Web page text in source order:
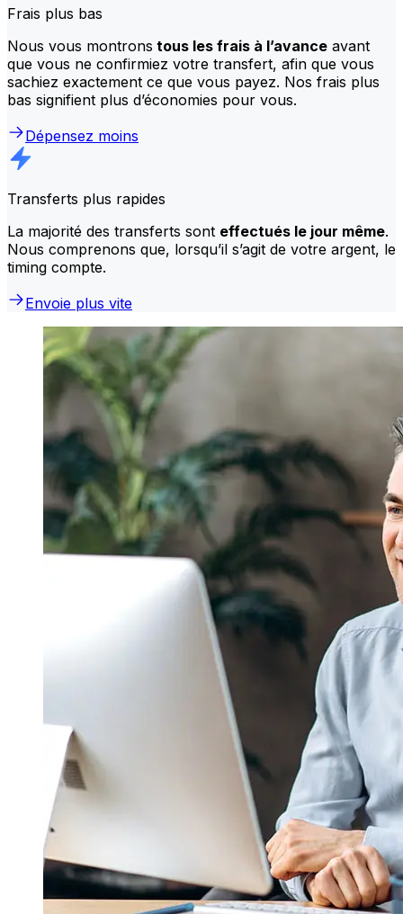
Frais plus bas
Nous vous montrons tous les frais à l’avance avant
que vous ne confirmiez votre transfert, afin que vous
sachiez exactement ce que vous payez. Nos frais plus
bas signifient plus d’économies pour vous.
Dépensez moins
Transferts plus rapides
La majorité des transferts sont effectués le jour même.
Nous comprenons que, lorsqu’il s’agit de votre argent, le
timing compte.
Envoie plus vite